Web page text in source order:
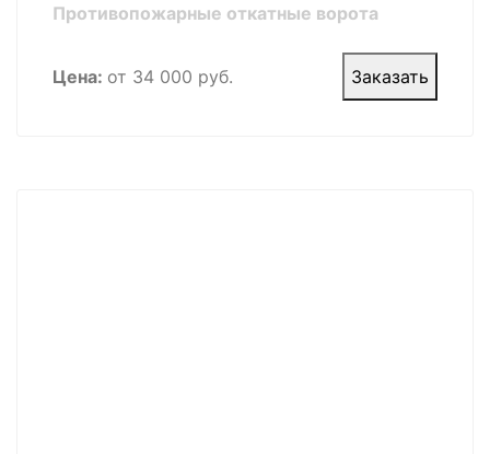
Противопожарные откатные ворота
Цена: от 34 000 руб. Заказать